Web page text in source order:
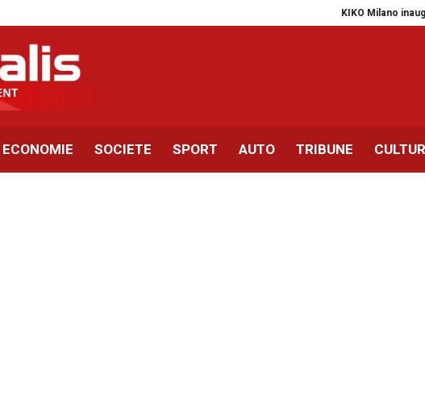
KIKO Milano
ECONOMIE SOCIETE SPORT AUTO TRIBUNE